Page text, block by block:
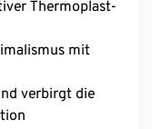
Thermoplast-
mit
verbirgt die